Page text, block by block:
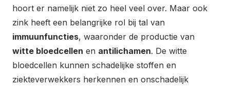
hoort er namelijk niet zo heel veel over. Maar ook
zink heeft een belangrijke rol bij tal van
immuunfuncties, waaronder de productie van
witte bloedcellen en antilichamen. De witte
bloedcellen kunnen schadelijke stoffen en
ziekteverwekkers herkennen en onschadelijk